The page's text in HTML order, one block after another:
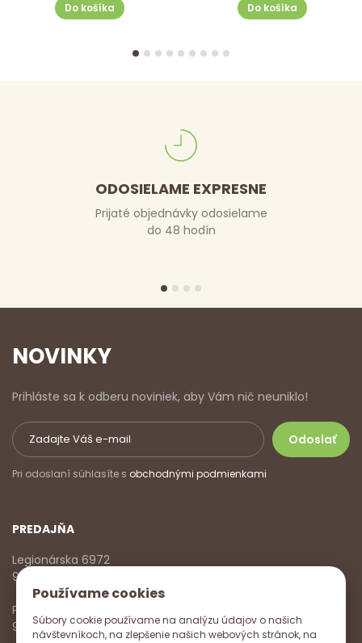
Používame cookies
Súbory cookie používame na analýzu údajov o našich
návštevníkoch, na zlepšenie našich webových stránok, na
Do košíka Do košíka
ODOSIELAME EXPRESNE
Prijaté objednávky odosielame
do 48 hodín
NOVINKY
Prihláste sa k odberu noviniek, aby Vám nič neuniklo!
Pri odoslaní súhlasíte s obchodnými podmienkami
PREDAJŇA
Legionárska 6972
911 01 Trenčín
Pondelok - Piatok
9:00 - 17:00